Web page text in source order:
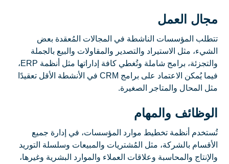
مجال العمل
تتطلب المؤسسات الناشطة في المجالات المُعقدة بعض
الشيء، مثل الاستيراد والتصدير والمقاولات والبيع بالجملة
والتجزئة، برامج شاملة وتُغطي كافة إداراتها مثل أنظمة ERP،
فيما يُمكن الاعتماد على برامج CRM في الأنشطة الأقل تعقيدًا
مثل المحال والمتاجر الصغيرة.
الوظائف والمهام
تُستخدم أنظمة تخطيط موارد المؤسسات، في إدارة جميع
الأقسام بالشركة، مثل المُشتريات والمبيعات وسلسلة التوريد
والإنتاج والمحاسبة وعلاقات العملاء والموارد البشرية وغيرها،